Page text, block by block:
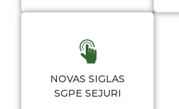
NOVAS SIGLAS
SGPE SEJURI